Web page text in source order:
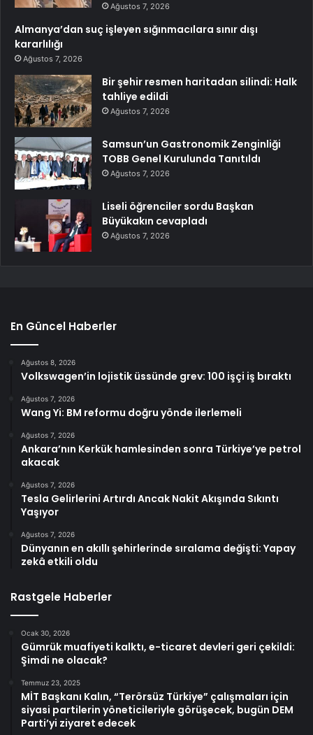
Ağustos 7, 2026
Almanya’dan suç işleyen sığınmacılara sınır dışı
kararlılığı
Ağustos 7, 2026
Bir şehir resmen haritadan silindi: Halk
tahliye edildi
Ağustos 7, 2026
Samsun’un Gastronomik Zenginliği
TOBB Genel Kurulunda Tanıtıldı
Ağustos 7, 2026
Liseli öğrenciler sordu Başkan
Büyükakın cevapladı
Ağustos 7, 2026
En Güncel Haberler
Ağustos 8, 2026
Volkswagen’in lojistik üssünde grev: 100 işçi iş bıraktı
Ağustos 7, 2026
Wang Yi: BM reformu doğru yönde ilerlemeli
Ağustos 7, 2026
Ankara’nın Kerkük hamlesinden sonra Türkiye’ye petrol
akacak
Ağustos 7, 2026
Tesla Gelirlerini Artırdı Ancak Nakit Akışında Sıkıntı
Yaşıyor
Ağustos 7, 2026
Dünyanın en akıllı şehirlerinde sıralama değişti: Yapay
zekâ etkili oldu
Rastgele Haberler
Ocak 30, 2026
Gümrük muafiyeti kalktı, e-ticaret devleri geri çekildi:
Şimdi ne olacak?
Temmuz 23, 2025
MİT Başkanı Kalın, “Terörsüz Türkiye” çalışmaları için
siyasi partilerin yöneticileriyle görüşecek, bugün DEM
Parti’yi ziyaret edecek